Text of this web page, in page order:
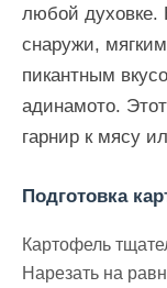
любой духовке.
снаружи,
пикантным
адинамото.
гарнир к мясу
Подготовка
Картофель
Нарезать на